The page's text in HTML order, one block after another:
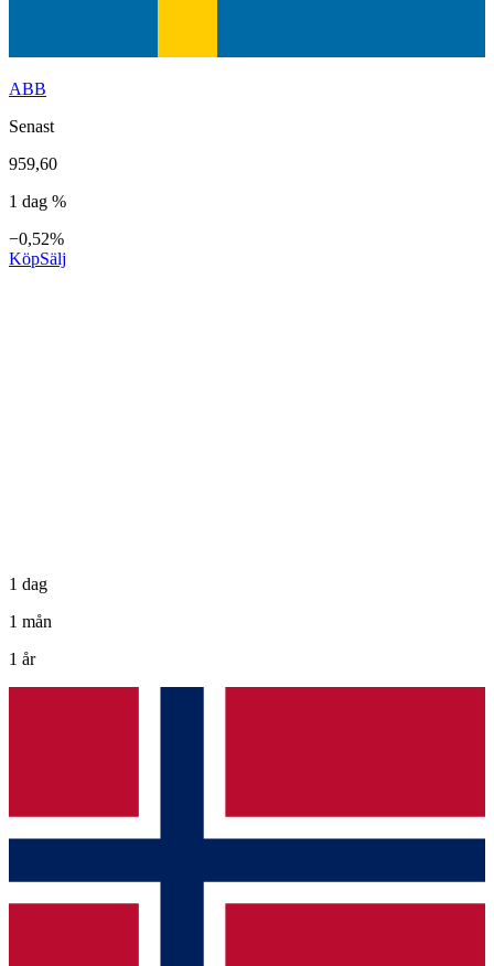
ABB
Senast
959,60
1 dag %
−0,52%
KöpSälj
1 dag
1 mån
1 år